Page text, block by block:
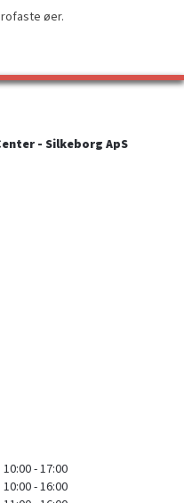
øer.
- Silkeborg ApS
10:00 - 17:00
10:00 - 16:00